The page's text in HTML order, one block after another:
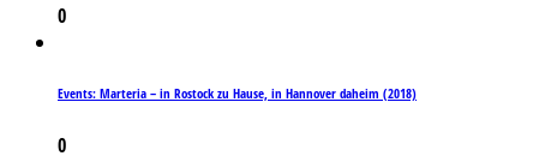
0
Events: Marteria – in Rostock zu Hause, in Hannover daheim (2018)
0